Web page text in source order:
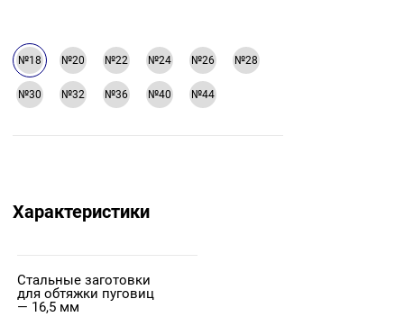
№18 №20 №22 №24 №26 №28
№30 №32 №36 №40 №44
Характеристики
Стальные заготовки
для обтяжки пуговиц
— 16,5 мм